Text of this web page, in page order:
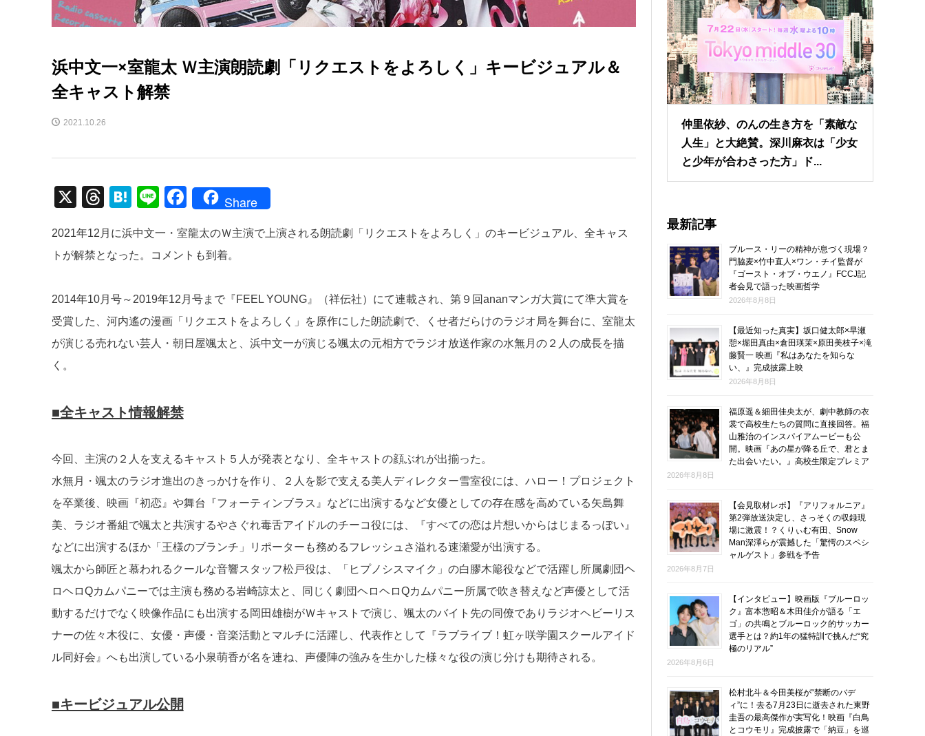
浜中文一×室龍太 Ｗ主演朗読劇「リクエストをよろしく」キービジュアル＆
全キャスト解禁
2021.10.26
X
T
e
a
s
H
e
n
Li
e
F
c
e
o
o
k
Share
2021年12月に浜中文一・室龍太のＷ主演で上演される朗読劇「リクエストをよろしく」のキービジュアル、全キャス
トが解禁となった。コメントも到着。
2014年10月号～2019年12月号まで『FEEL YOUNG』（祥伝社）にて連載され、第９回ananマンガ大賞にて準大賞を
受賞した、河内遙の漫画「リクエストをよろしく」を原作にした朗読劇で、くせ者だらけのラジオ局を舞台に、室龍太
が演じる売れない芸人・朝日屋颯太と、浜中文一が演じる颯太の元相方でラジオ放送作家の水無月の２人の成長を描
く。
■全キャスト情報解禁
今回、主演の２人を支えるキャスト５人が発表となり、全キャストの顔ぶれが出揃った。
水無月・颯太のラジオ進出のきっかけを作り、２人を影で支える美人ディレクター雪室役には、ハロー！プロジェクト
を卒業後、映画『初恋』や舞台『フォーティンブラス』などに出演するなど女優としての存在感を高めている矢島舞
美、ラジオ番組で颯太と共演するやさぐれ毒舌アイドルのチーコ役には、『すべての恋は片想いからはじまるっぽい』
などに出演するほか「王様のブランチ」リポーターも務めるフレッシュさ溢れる速瀬愛が出演する。
颯太から師匠と慕われるクールな音響スタッフ松戸役は、「ヒプノシスマイク」の白膠木簓役などで活躍し所属劇団ヘ
ロヘロQカムパニーでは主演も務める岩崎諒太と、同じく劇団ヘロヘロQカムパニー所属で吹き替えなど声優として活
動するだけでなく映像作品にも出演する岡田雄樹がＷキャストで演じ、颯太のバイト先の同僚でありラジオヘビーリス
ナーの佐々木役に、女優・声優・音楽活動とマルチに活躍し、代表作として『ラブライブ！虹ヶ咲学園スクールアイド
ル同好会』へも出演している小泉萌香が名を連ね、声優陣の強みを生かした様々な役の演じ分けも期待される。
■キービジュアル公開
仲里依紗、のんの生き方を「素敵な
人生」と大絶賛。深川麻衣は「少女
と少年が合わさった方」ド...
最新記事
ブルース・リーの精神が息づく現場？
門脇麦×竹中直人×ワン・チイ監督が
『ゴースト・オブ・ウエノ』FCCJ記
者会見で語った映画哲学
2026年8月8日
【最近知った真実】坂口健太郎×早瀬
憩×堀田真由×倉田瑛茉×原田美枝子×滝
藤賢一 映画『私はあなたを知らな
い、』完成披露上映
2026年8月8日
福原遥＆細田佳央太が、劇中教師の衣
裳で高校生たちの質問に直接回答。福
山雅治のインスパイアムービーも公
開。映画『あの星が降る丘で、君とま
た出会いたい。』高校生限定プレミア
2026年8月8日
【会見取材レポ】『アリフォルニア』
第2弾放送決定し、さっそくの収録現
場に激震！？くりぃむ有田、Snow
Man深澤らが震撼した「驚愕のスペシ
ャルゲスト」参戦を予告
2026年8月7日
【インタビュー】映画版『ブルーロッ
ク』富本惣昭＆木田佳介が語る「エ
ゴ」の共鳴とブルーロック的サッカー
選手とは？約1年の猛特訓で挑んだ“究
極のリアル”
2026年8月6日
松村北斗＆今田美桜が“禁断のバデ
ィ”に！去る7月23日に逝去された東野
圭吾の最高傑作が実写化！映画『白鳥
とコウモリ』完成披露で「納豆」を巡